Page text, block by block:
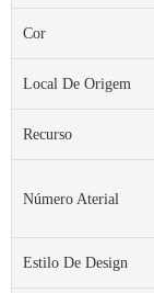
Cor
Local De Origem
Recurso
Número Aterial
Estilo De Design